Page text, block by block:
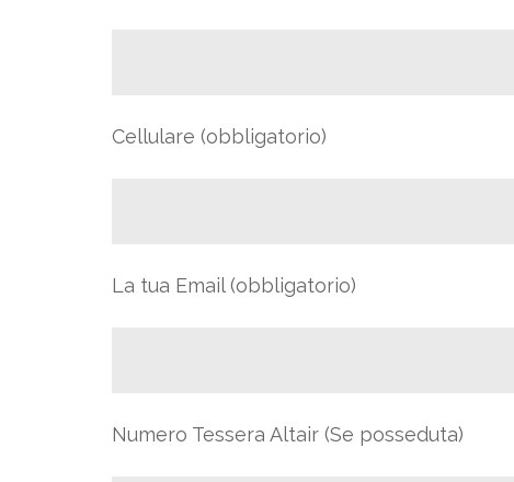
Cellulare (obbligatorio)
La tua Email (obbligatorio)
Numero Tessera Altair (Se posseduta)